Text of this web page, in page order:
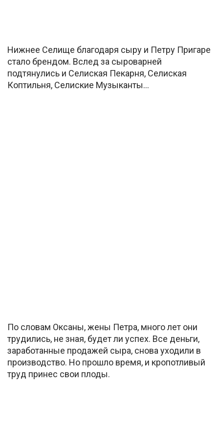
Нижнее Селище благодаря сыру и Петру Пригаре
стало брендом. Вслед за сыроварней
подтянулись и Селиская Пекарня, Селиская
Коптильня, Селиские Музыканты…
По словам Оксаны, жены Петра, много лет они
трудились, не зная, будет ли успех. Все деньги,
заработанные продажей сыра, снова уходили в
производство. Но прошло время, и кропотливый
труд принес свои плоды.